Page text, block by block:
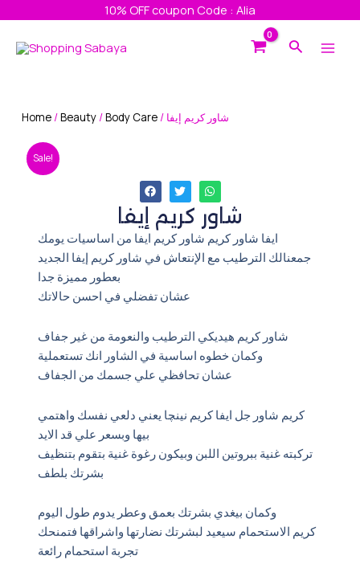
content
10% OFF coupon Code : Alia
Search
شاور كريم إيفا
ايفا شاور كريم شاور كريم ايفا من اساسيات يومك
جمعنالك الترطيب مع الإنتعاش في شاور كريم إيفا الجديد
بعطور مميزة جدا
عشان تفضلي في احسن حالاتك
شاور كريم هيديكي الترطيب والنعومة من غير جفاف
وكمان خطوه اساسية في الشاور انك تستعملية
عشان تحافظي علي جسمك من الجفاف
كريم شاور جل ايفا كريم نينچا يعني دلعي نفسك واهتمي
بيها وبسعر علي قد الايد
تركبته غنية ببروتين اللبن وبيكون رغوة غنية بتقوم بتنظيف
بشرتك بلطف
وكمان بيغدي بشرتك بعمق وعطر يدوم طول اليوم
كريم الاستحمام سيعيد لبشرتك نضارتها واشراقها فتمنحك
تجربة استحمام رائعة
Home/Beauty/Body Care / شاور كريم إيفا
Sale!